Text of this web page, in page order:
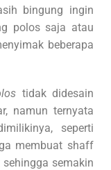
bingung ingin
polos saja atau
beberapa
tidak didesain
namun ternyata
seperti
membuat shaff
semakin